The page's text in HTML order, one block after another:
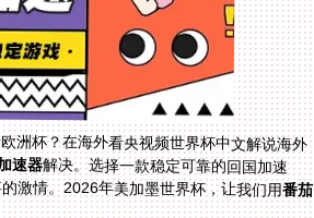
洲杯？在海外看央视频世界杯中文解说海外
速器解决。选择一款稳定可靠的回国加速
激情。2026年美加墨世界杯，让我们用番茄